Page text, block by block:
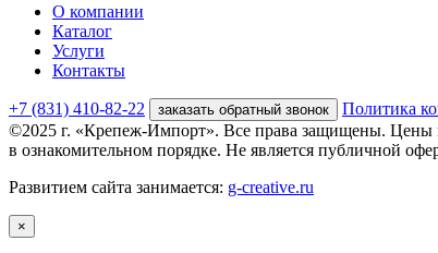
О компании
Каталог
Услуги
Контакты
+7 (831) 410-82-22 заказать обратный звонок
Политика
©2025 г. «Крепеж-Импорт». Все права защищены. Цены
в ознакомительном порядке. Не является публичной
Развитием сайта занимается: g-creative.ru
×